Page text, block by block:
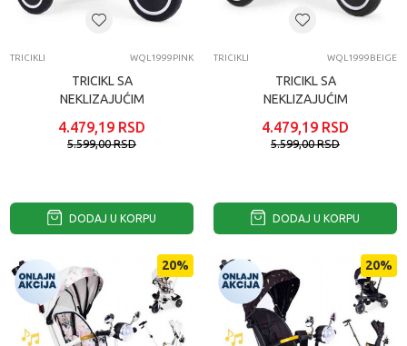
TRICIKLI WQL1999PINK
TRICIKL SA
NEKLIZAJUĆIM
ZVONCEM I KORPOM
PINK ECOTOYS
4.479,19 RSD
5.599,00RSD
DODAJ U KORPU
TRICIKLI WQL1999BEIGE
TRICIKL SA
NEKLIZAJUĆIM
ZVONCEM I KORPOM
BEIGE ECOTOYS
4.479,19 RSD
5.599,00RSD
DODAJ U KORPU
20% 20%